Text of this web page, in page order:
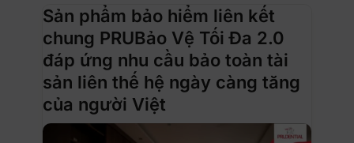
Sản phẩm bảo hiểm liên kết
chung PRUBảo Vệ Tối Đa 2.0
đáp ứng nhu cầu bảo toàn tài
sản liên thế hệ ngày càng tăng
của người Việt